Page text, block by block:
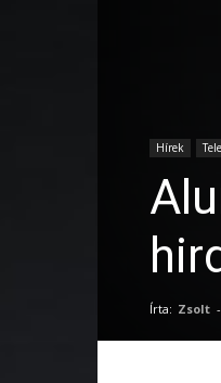
Hírek
Írta: Zsolt -